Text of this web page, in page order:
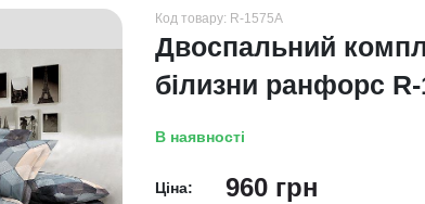
Код товару: R-1575A
Двоспальний
білизни ранфорс
В наявності
Ціна: 960 грн